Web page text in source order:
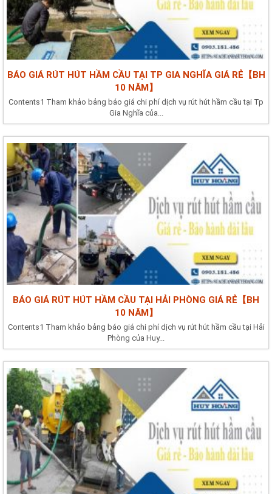
BÁO GIÁ RÚT HÚT HẦM CẦU TẠI TP GIA NGHĨA GIÁ RẺ【BH
10 NĂM】
Contents1 Tham khảo bảng báo giá chi phí dịch vụ rút hút hầm cầu tại Tp
Gia Nghĩa của...
BÁO GIÁ RÚT HÚT HẦM CẦU TẠI HẢI PHÒNG GIÁ RẺ【BH
10 NĂM】
Contents1 Tham khảo bảng báo giá chi phí dịch vụ rút hút hầm cầu tại Hải
Phòng của Huy...